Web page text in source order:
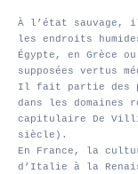
À l’état sauvage,
les endroits
Égypte, en Grèce
supposées vertus
Il fait partie des
dans les domaines
capitulaire De
siècle).
En France, la
d’Italie à la